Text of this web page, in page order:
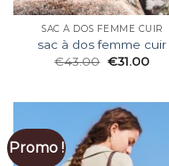
SAC À DOS FEMME CUIR
sac à dos femme cuir
€43.00 €31.00
Promo !